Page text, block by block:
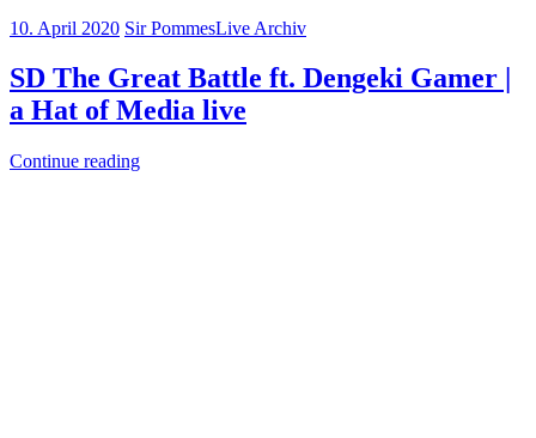
10. April 2020 Sir PommesLive Archiv
SD The Great Battle ft. Dengeki Gamer |
a Hat of Media live
Continue reading